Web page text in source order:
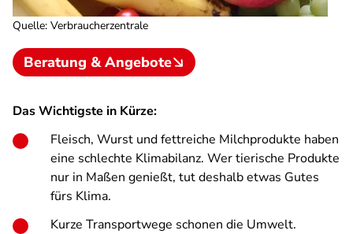
Quelle: Verbraucherzentrale
Beratung & Angebote
Das Wichtigste in Kürze:
Fleisch, Wurst und fettreiche Milchprodukte haben
eine schlechte Klimabilanz. Wer tierische Produkte
nur in Maßen genießt, tut deshalb etwas Gutes
fürs Klima.
Kurze Transportwege schonen die Umwelt.